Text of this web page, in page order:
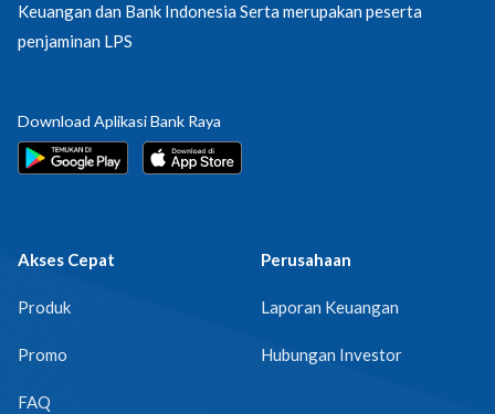
Keuangan dan Bank Indonesia Serta merupakan peserta
penjaminan LPS
Download Aplikasi Bank Raya
Akses Cepat
Produk
Promo
FAQ
Perusahaan
Laporan Keuangan
Hubungan Investor